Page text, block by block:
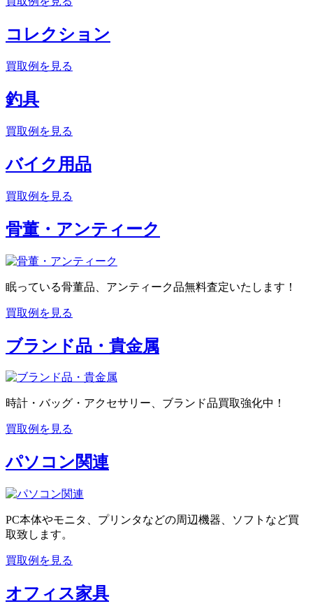
コレクション
買取例を見る
釣具
買取例を見る
バイク用品
買取例を見る
骨董・アンティーク
眠っている骨董品、アンティーク品無料査定いたします！
買取例を見る
ブランド品・貴金属
時計・バッグ・アクセサリー、ブランド品買取強化中！
買取例を見る
パソコン関連
PC本体やモニタ、プリンタなどの周辺機器、ソフトなど買
取致します。
買取例を見る
オフィス家具